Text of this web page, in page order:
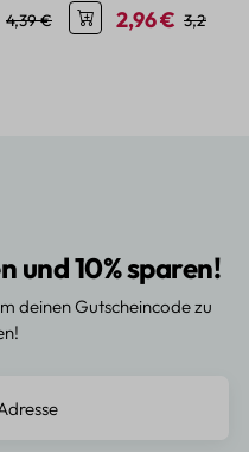
Regulärer Preis:
4,39 €
Verkaufspreis:
2,96 € 3,29 €
und 10% sparen!
deinen Gutscheincode zu